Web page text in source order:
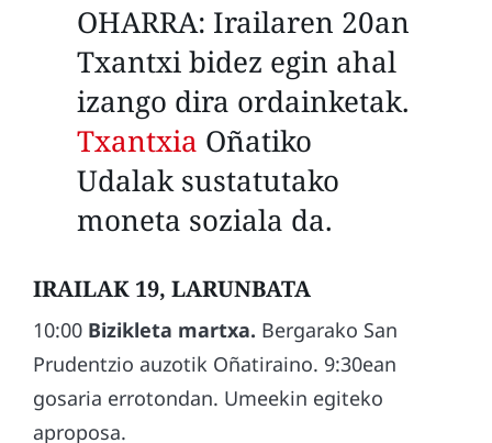
OHARRA: Irailaren 20an
Txantxi bidez egin ahal
izango dira ordainketak.
Txantxia Oñatiko
Udalak sustatutako
moneta soziala da.
IRAILAK 19, LARUNBATA
10:00 Bizikleta martxa. Bergarako San
Prudentzio auzotik Oñatiraino. 9:30ean
gosaria errotondan. Umeekin egiteko
aproposa.